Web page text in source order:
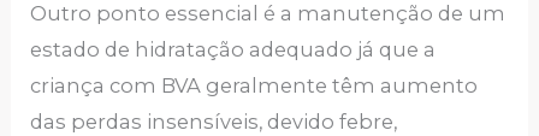
Outro ponto essencial é a manutenção de um
estado de hidratação adequado já que a
criança com BVA geralmente têm aumento
das perdas insensíveis, devido febre,